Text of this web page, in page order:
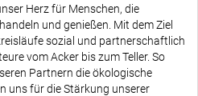
Herz für Menschen, die
und genießen. Mit dem Ziel
sozial und partnerschaftlich
vom Acker bis zum Teller. So
Partnern die ökologische
uns für die Stärkung unserer